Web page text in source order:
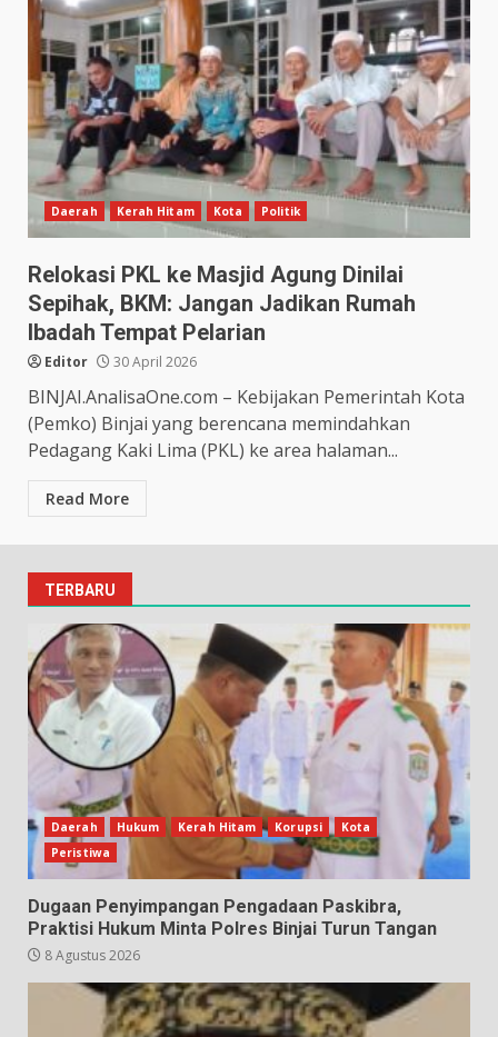
Daerah Kerah Hitam Kota Politik
Relokasi PKL ke Masjid Agung Dinilai
Sepihak, BKM: Jangan Jadikan Rumah
Ibadah Tempat Pelarian
Editor 30 April 2026
BINJAI.AnalisaOne.com – Kebijakan Pemerintah Kota
(Pemko) Binjai yang berencana memindahkan
Pedagang Kaki Lima (PKL) ke area halaman...
Read More
TERBARU
Daerah Hukum Kerah Hitam Korupsi
Kota
Peristiwa
Dugaan Penyimpangan Pengadaan Paskibra,
Praktisi Hukum Minta Polres Binjai Turun Tangan
8 Agustus 2026